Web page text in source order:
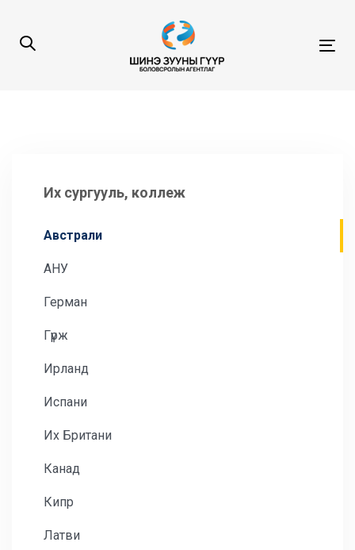
content
Их сургууль, коллеж
Австрали
АНУ
Герман
Гүрж
Ирланд
Испани
Их Британи
Канад
Кипр
Латви